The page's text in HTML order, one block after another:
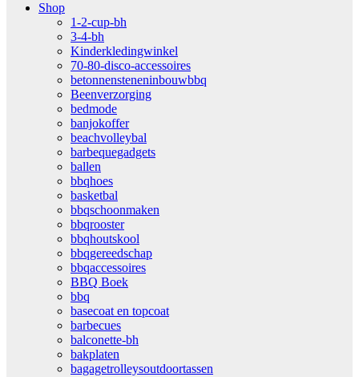
Shop
1-2-cup-bh
3-4-bh
Kinderkledingwinkel
70-80-disco-accessoires
betonnensteneninbouwbbq
Beenverzorging
bedmode
banjokoffer
beachvolleybal
barbequegadgets
ballen
bbqhoes
basketbal
bbqschoonmaken
bbqrooster
bbqhoutskool
bbqgereedschap
bbqaccessoires
BBQ Boek
bbq
basecoat en topcoat
barbecues
balconette-bh
bakplaten
bagagetrolleysoutdoortassen